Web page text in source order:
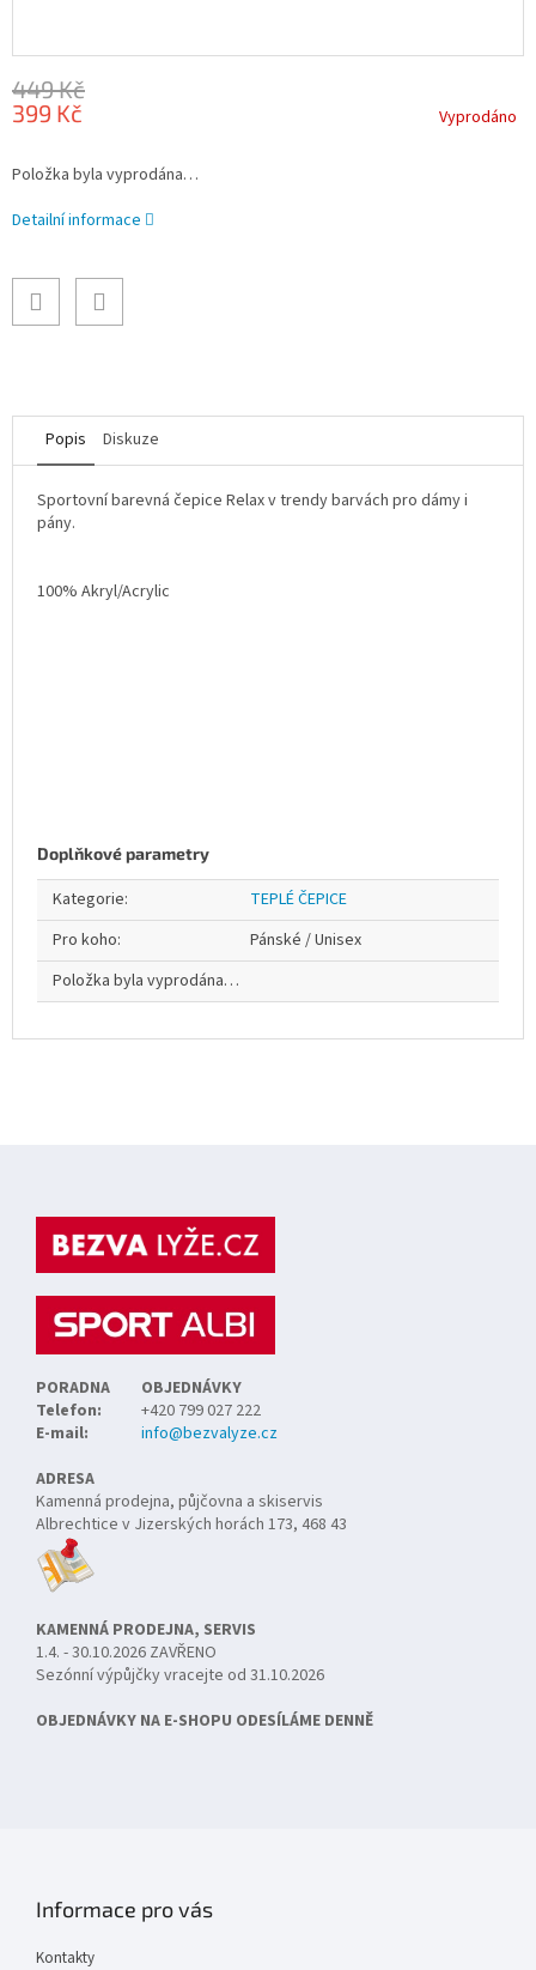
449 Kč
399 Kč
cena:
Vyprodáno
Položka byla vyprodána…
Detailní informace
Popis Diskuze
Sportovní barevná čepice Relax v trendy barvách pro dámy i
pány.
100% Akryl/Acrylic
Doplňkové parametry
Kategorie:
TEPLÉ ČEPICE
Pro koho:
Pánské / Unisex
Položka byla vyprodána…
PORADNA
OBJEDNÁVKY
Telefon:
+420 799 027 222
E-mail:
info@bezvalyze.cz
ADRESA
Kamenná prodejna, půjčovna a skiservis
Albrechtice v Jizerských horách 173, 468 43
KAMENNÁ PRODEJNA, SERVIS
1.4. - 30.10.2026 ZAVŘENO
Sezónní výpůjčky vracejte od 31.10.2026
OBJEDNÁVKY NA E-SHOPU ODESÍLÁME DENNĚ
Informace pro vás
Kontakty